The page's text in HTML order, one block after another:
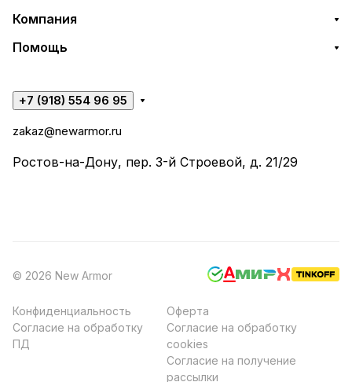
Компания
Помощь
+7 (918) 554 96 95
zakaz@newarmor.ru
Ростов-на-Дону, пер. 3-й Строевой, д. 21/29
© 2026 New Armor
Конфиденциальность
Согласие на обработку
ПД
Оферта
Согласие на обработку
cookies
Согласие на получение
рассылки